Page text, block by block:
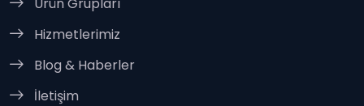
Hizmetlerimiz
Blog & Haberler
İletişim